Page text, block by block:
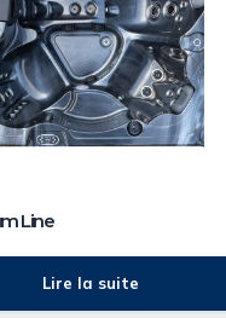
Line
Lire la suite